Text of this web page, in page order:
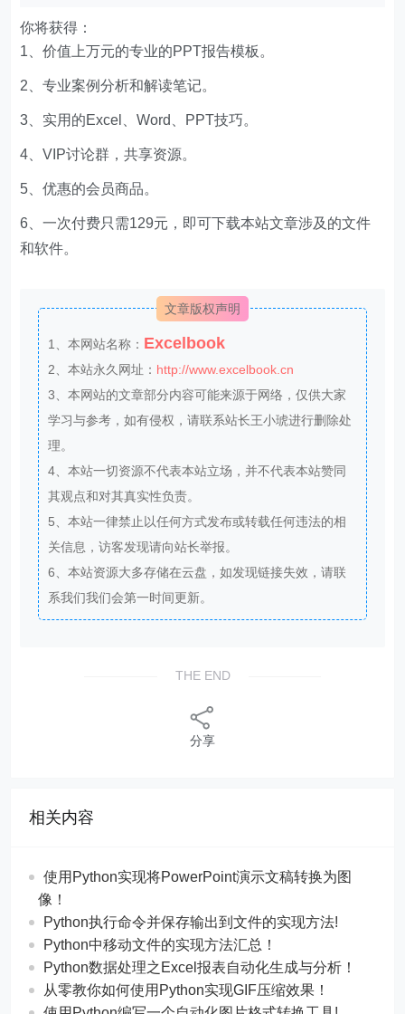
你将获得：
1、价值上万元的专业的PPT报告模板。
2、专业案例分析和解读笔记。
3、实用的Excel、Word、PPT技巧。
4、VIP讨论群，共享资源。
5、优惠的会员商品。
6、一次付费只需129元，即可下载本站文章涉及的文件
和软件。
文章版权声明
1、本网站名称： Excelbook
2、本站永久网址： http://www.excelbook.cn
3、本网站的文章部分内容可能来源于网络，仅供大家
学习与参考，如有侵权，请联系站长王小琥进行删除处
理。
4、本站一切资源不代表本站立场，并不代表本站赞同
其观点和对其真实性负责。
5、本站一律禁止以任何方式发布或转载任何违法的相
关信息，访客发现请向站长举报。
6、本站资源大多存储在云盘，如发现链接失效，请联
系我们我们会第一时间更新。
THE END
分享
相关内容
使用Python实现将PowerPoint演示文稿转换为图
像！
Python执行命令并保存输出到文件的实现方法!
Python中移动文件的实现方法汇总！
Python数据处理之Excel报表自动化生成与分析！
从零教你如何使用Python实现GIF压缩效果！